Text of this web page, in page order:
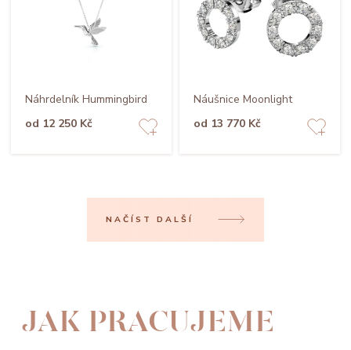
Náhrdelník Hummingbird
od 12 250 Kč
Náušnice Moonlight
od 13 770 Kč
NAČÍST DALŠÍ
JAK PRACUJEME